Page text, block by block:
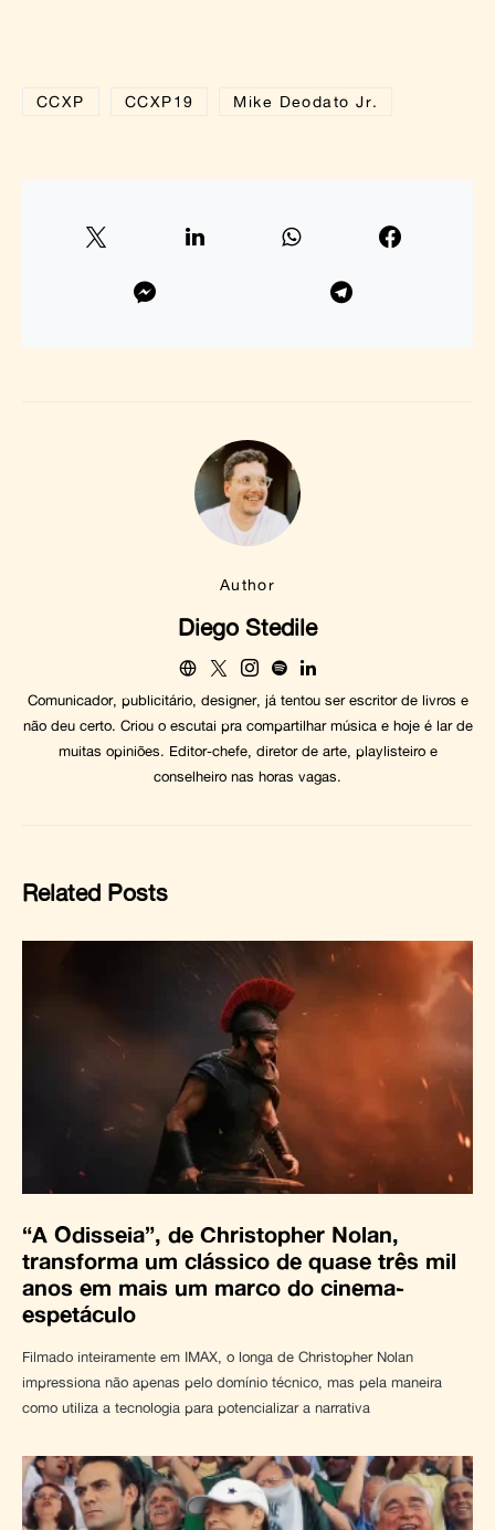
CCXP CCXP19 Mike Deodato Jr.
Author
Diego Stedile
Comunicador, publicitário, designer, já tentou ser escritor de livros e
não deu certo. Criou o escutai pra compartilhar música e hoje é lar de
muitas opiniões. Editor-chefe, diretor de arte, playlisteiro e
conselheiro nas horas vagas.
Related Posts
“A Odisseia”, de Christopher Nolan,
transforma um clássico de quase três mil
anos em mais um marco do cinema-
espetáculo
Filmado inteiramente em IMAX, o longa de Christopher Nolan
impressiona não apenas pelo domínio técnico, mas pela maneira
como utiliza a tecnologia para potencializar a narrativa